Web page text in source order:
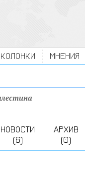
КОЛОНКИ МНЕНИЯ
НОВОСТИ
(6)
АРХИВ
(0)